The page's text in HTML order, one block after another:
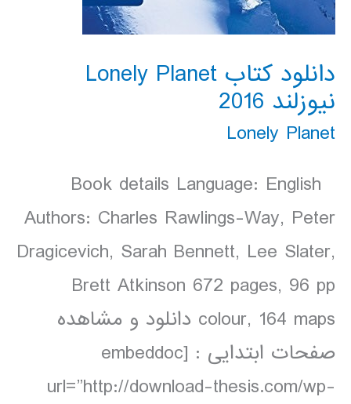
دانلود کتاب Lonely Planet
نیوزلند 2016
Lonely Planet
Book details Language: English
Authors: Charles Rawlings-Way, Peter
Dragicevich, Sarah Bennett, Lee Slater,
Brett Atkinson 672 pages, 96 pp
colour, 164 maps دانلود و مشاهده
صفحات ابتدایی : [embeddoc
url=”http://download-thesis.com/wp-